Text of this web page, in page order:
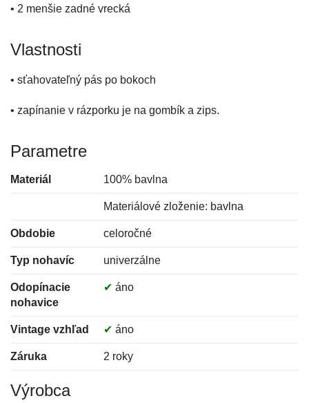
• 2 menšie zadné vrecká
Vlastnosti
• sťahovateľný pás po bokoch
• zapínanie v rázporku je na gombík a zips.
Parametre
Materiál 100% bavlna
Materiálové zloženie: bavlna
Obdobie celoročné
Typ nohavíc univerzálne
Odopínacie
nohavice
✔ áno
Vintage vzhľad ✔ áno
Záruka 2 roky
Výrobca